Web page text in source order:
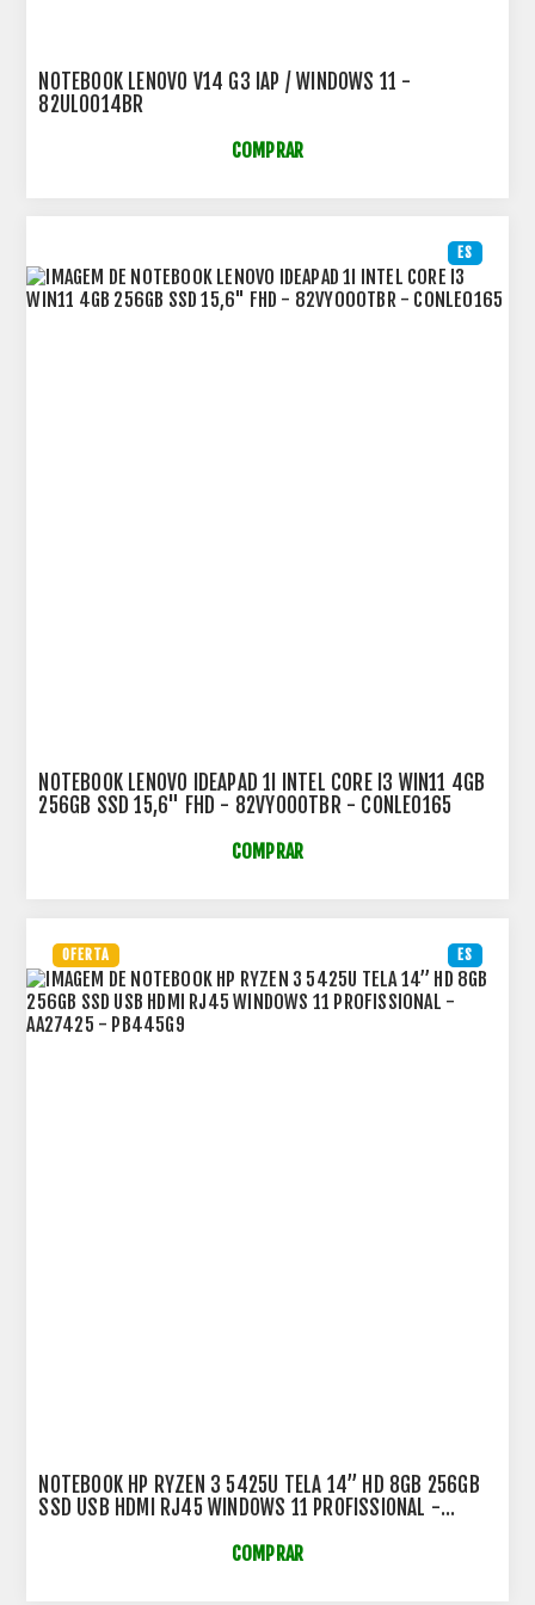
NOTEBOOK LENOVO V14 G3 IAP / WINDOWS 11 -
82UL0014BR
COMPRAR
ES
NOTEBOOK LENOVO IDEAPAD 1I INTEL CORE I3 WIN11 4GB
256GB SSD 15,6" FHD - 82VY000TBR - CONLE0165
COMPRAR
ES
OFERTA
NOTEBOOK HP RYZEN 3 5425U TELA 14” HD 8GB 256GB
SSD USB HDMI RJ45 WINDOWS 11 PROFISSIONAL -
COMPRAR